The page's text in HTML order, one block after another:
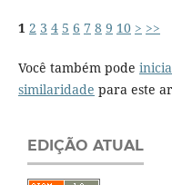
1 2 3 4 5 6 7 8 9 10 > >>
Você também pode
similaridade para este
EDIÇÃO ATUAL